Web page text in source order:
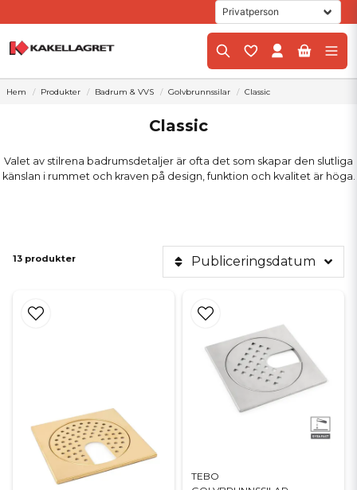
Hem Produkter Badrum & VVS Golvbrunnssilar Classic
Classic
Valet av stilrena badrumsdetaljer är ofta det som skapar den slutliga
känslan i rummet och kraven på design, funktion och kvalitet är höga.
13 produkter Publiceringsdatum
TEBO